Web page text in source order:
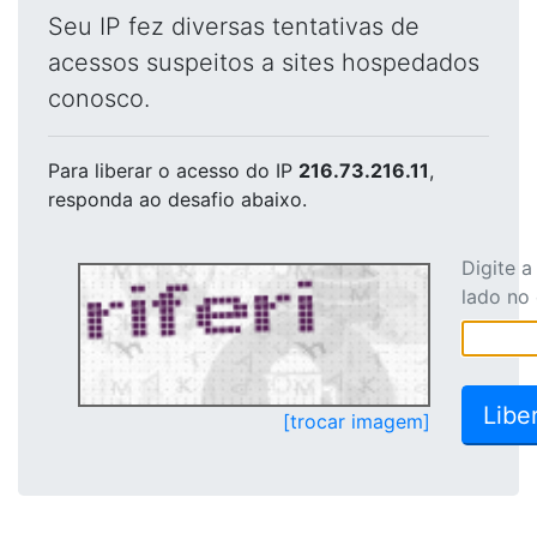
Seu IP fez diversas tentativas de
acessos suspeitos a sites hospedados
conosco.
Para liberar o acesso do IP 216.73.216.11,
responda ao desafio abaixo.
[trocar imagem]
Digite
lado no